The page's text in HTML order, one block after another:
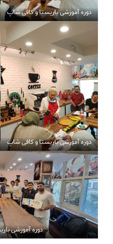
دوره آموزشی باریستا و کافی شاپ
دوره آموزشی باریستا و کافی شاپ
دوره آموزشی